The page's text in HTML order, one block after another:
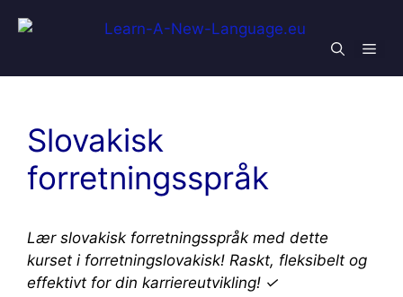
Slovakisk
forretningsspråk
Lær slovakisk forretningsspråk med dette
kurset i forretningslovakisk! Raskt, fleksibelt og
effektivt for din karriereutvikling! ✓